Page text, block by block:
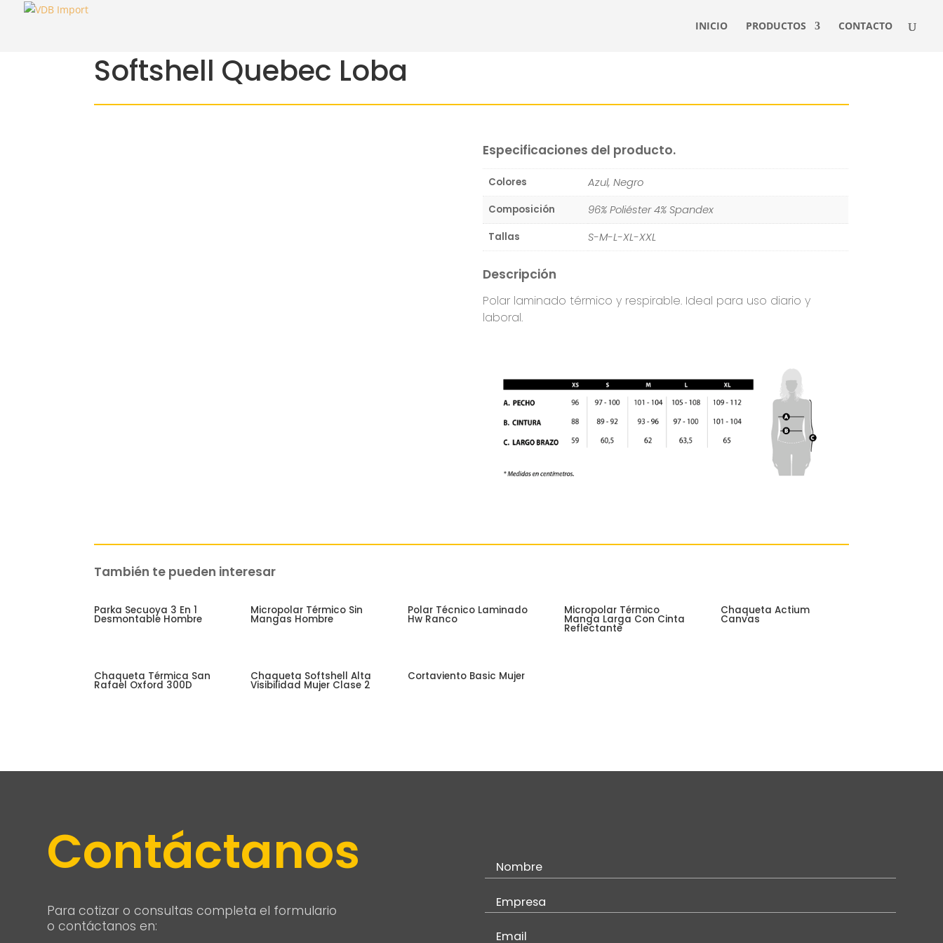
INICIO PRODUCTOS CONTACTO
Softshell Quebec Loba
Especificaciones del producto.
Colores Azul, Negro
Composición 96% Poliéster 4% Spandex
Tallas S-M-L-XL-XXL
Descripción
Polar laminado térmico y respirable. Ideal para uso diario y
laboral.
También te pueden interesar
Related products
Parka Secuoya 3 En 1
Desmontable Hombre
Micropolar Térmico Sin
Mangas Hombre
Polar Técnico Laminado
Hw Ranco
Micropolar Térmico
Manga Larga Con Cinta
Reflectante
Chaqueta Actium
Canvas
Chaqueta Térmica San
Rafael Oxford 300D
Chaqueta Softshell Alta
Visibilidad Mujer Clase 2
Cortaviento Basic Mujer
Contáctanos
Para cotizar o consultas completa el formulario
o contáctanos en: